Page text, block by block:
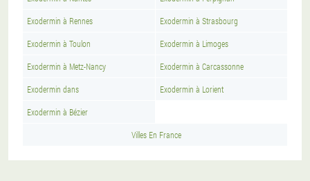
Exodermin à Rennes Exodermin à Strasbourg
Exodermin à Toulon Exodermin à Limoges
Exodermin à Metz-Nancy Exodermin à Carcassonne
Exodermin dans Exodermin à Lorient
Exodermin à Bézier
Villes En France